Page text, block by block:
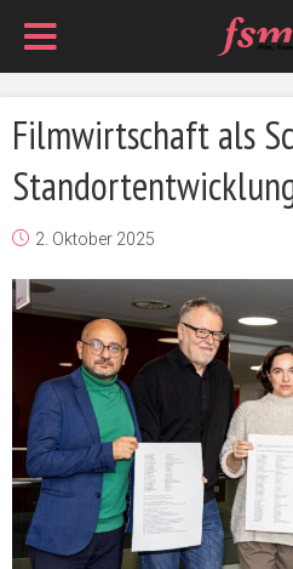
Filmwirtschaft als
2. Oktober 2025